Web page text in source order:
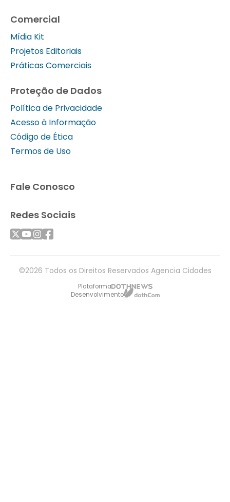
Comercial
Mídia Kit
Projetos Editoriais
Práticas Comerciais
Proteção de Dados
Política de Privacidade
Acesso à Informação
Código de Ética
Termos de Uso
Fale Conosco
Redes Sociais
©2026 Todos os Direitos Reservados Agencia Cidades
Plataforma
Desenvolvimento